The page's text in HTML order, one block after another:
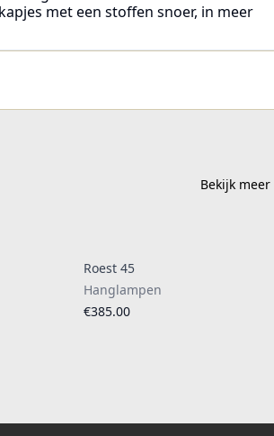
met een stoffen snoer, in meer
Bekijk meer
Roest 45
Hanglampen
€385.00